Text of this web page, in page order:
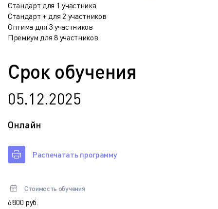
Стандарт для 1 участника
Стандарт + для 2 участников
Оптима для 3 участников
Премиум для 8 участников
Срок обучения
05.12.2025
Онлайн
Распечатать программу
Стоимость обучения
6 800 руб.